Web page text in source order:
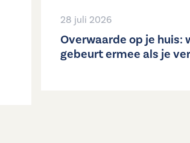
28 juli 2026
Overwaarde op je huis:
gebeurt ermee als je